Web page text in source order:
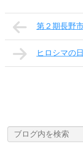
第２期長野
ヒロシマの日